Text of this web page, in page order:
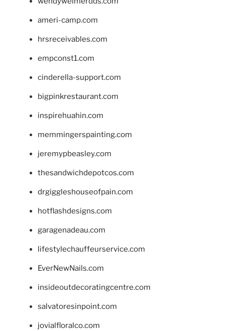
ameri-camp.com
hrsreceivables.com
empconst1.com
cinderella-support.com
bigpinkrestaurant.com
inspirehuahin.com
memmingerspainting.com
jeremypbeasley.com
thesandwichdepotcos.com
drgiggleshouseofpain.com
hotflashdesigns.com
garagenadeau.com
lifestylechauffeurservice.com
EverNewNails.com
insideoutdecoratingcentre.com
salvatoresinpoint.com
jovialfloralco.com